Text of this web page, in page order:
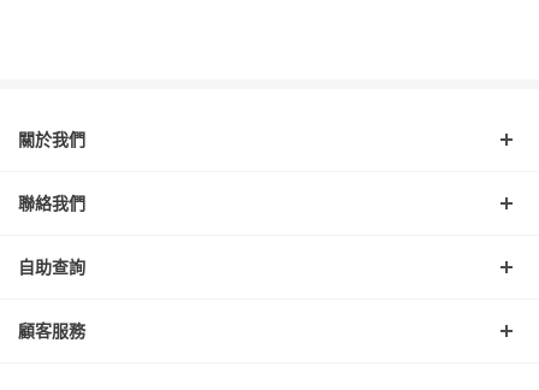
關於我們
聯絡我們
自助查詢
顧客服務